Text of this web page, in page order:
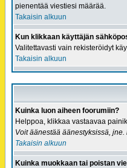
pienentää viestiesi määrää.
Takaisin alkuun
Kun klikkaan käyttäjän
Valitettavasti vain rekisteröidyt
Takaisin alkuun
Kuinka luon aiheen foorumiin?
Helppoa, klikkaa vastaavaa
Voit äänestää äänestyksissä, jne.
Takaisin alkuun
Kuinka muokkaan tai poistan